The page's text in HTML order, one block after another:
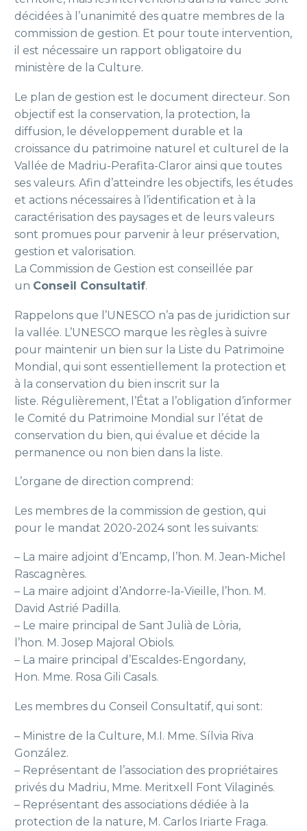
décidées à l’unanimité des quatre membres de la
commission de gestion. Et pour toute intervention,
il est nécessaire un rapport obligatoire du
ministère de la Culture.
Le plan de gestion est le document directeur. Son
objectif est la conservation, la protection, la
diffusion, le développement durable et la
croissance du patrimoine naturel et culturel de la
Vallée de Madriu-Perafita-Claror ainsi que toutes
ses valeurs. Afin d’atteindre les objectifs, les études
et actions nécessaires à l’identification et à la
caractérisation des paysages et de leurs valeurs
sont promues pour parvenir à leur préservation,
gestion et valorisation.
La Commission de Gestion est conseillée par
un Conseil Consultatif.
Rappelons que l’UNESCO n’a pas de juridiction sur
la vallée. L’UNESCO marque les règles à suivre
pour maintenir un bien sur la Liste du Patrimoine
Mondial, qui sont essentiellement la protection et
à la conservation du bien inscrit sur la
liste. Régulièrement, l’État a l’obligation d’informer
le Comité du Patrimoine Mondial sur l’état de
conservation du bien, qui évalue et décide la
permanence ou non bien dans la liste.
L’organe de direction comprend:
Les membres de la commission de gestion, qui
pour le mandat 2020-2024 sont les suivants:
– La maire adjoint d’Encamp, l’hon. M. Jean-Michel
Rascagnères.
– La maire adjoint d’Andorre-la-Vieille, l’hon. M.
David Astrié Padilla.
– Le maire principal de Sant Julià de Lòria,
l’hon. M.Josep Majoral Obiols.
– La maire principal d’Escaldes-Engordany,
Hon. Mme. Rosa Gili Casals.
Les membres du Conseil Consultatif, qui sont:
– Ministre de la Culture, M.I. Mme. Sílvia Riva
González.
– Représentant de l’association des propriétaires
privés du Madriu, Mme. Meritxell Font Vilaginés.
– Représentant des associations dédiée à la
protection de la nature, M. Carlos Iriarte Fraga.